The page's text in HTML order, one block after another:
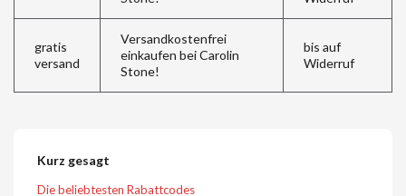
gratis
versand
Versandkostenfrei
einkaufen bei Carolin
Stone!
bis auf
Widerruf
Kurz gesagt
Die beliebtesten Rabattcodes